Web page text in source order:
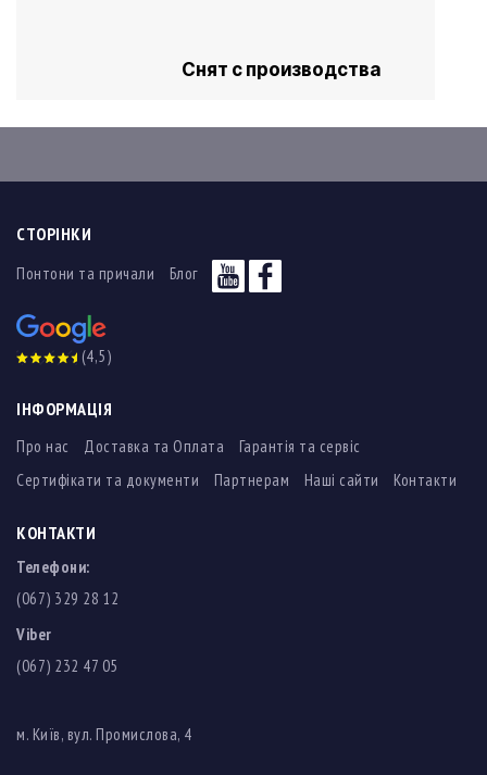
Снят с производства
СТОРІНКИ
Понтони та причали Блог
(4,5)
ІНФОРМАЦІЯ
Про нас Доставка та Оплата
Гарантія та сервіс
Сертифікати та документи
Партнерам Наші сайти Контакти
КОНТАКТИ
Телефони:
(067) 329 28 12
Viber
(067) 232 47 05
м. Київ, вул. Промислова, 4